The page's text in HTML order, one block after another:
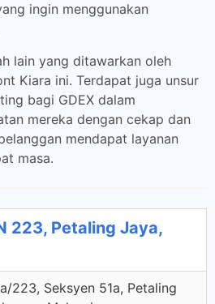
ingin menggunakan
lain yang ditawarkan oleh
Kiara ini. Terdapat juga unsur
bagi GDEX dalam
mereka dengan cekap dan
mendapat layanan
masa.
223, Petaling Jaya,
223, Seksyen 51a, Petaling